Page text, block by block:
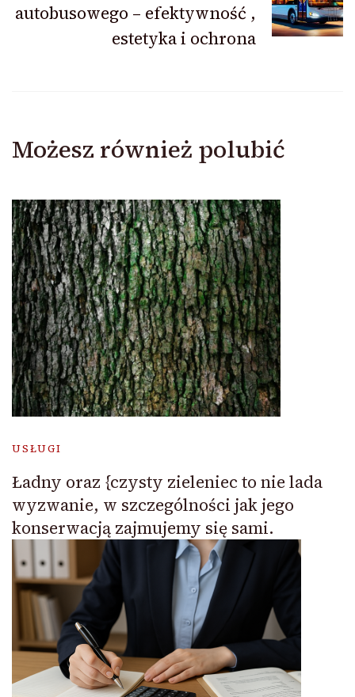
autobusowego – efektywność ,
estetyka i ochrona
Możesz również polubić
USŁUGI
Ładny oraz {czysty zieleniec to nie lada
wyzwanie, w szczególności jak jego
konserwacją zajmujemy się sami.